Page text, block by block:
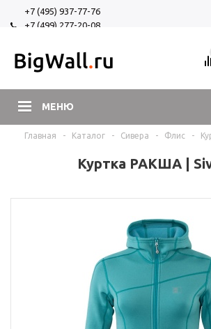
+7 (495) 937-77-76
+7 (499) 277-20-08
МЕНЮ
Главная - Каталог - Сивера - Флис -
Куртка РАКША |